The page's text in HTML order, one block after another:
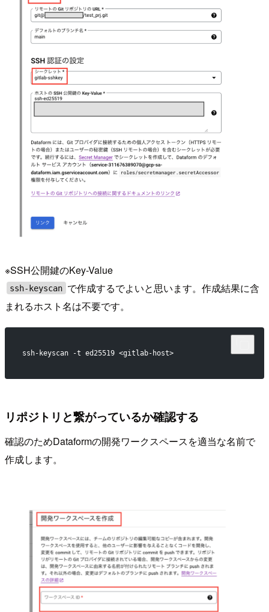
※SSH公開鍵のKey-Value
ssh-keyscan で作成するでよいと思います。作成結果に含
まれるホスト名は不要です。
ssh-keyscan -t ed25519 <gitlab-host>
リポジトリと繋がっているか確認する
確認のためDataformの開発ワークスペースを適当な名前で
作成します。